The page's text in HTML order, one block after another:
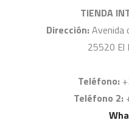
TIENDA
Dirección: Avenida
25520 El
Teléfono:
Teléfono 2: